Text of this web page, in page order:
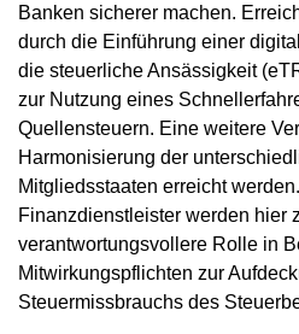
Banken sicherer machen.
durch die Einführung einer
die steuerliche Ansässigkeit
zur Nutzung eines
Quellensteuern. Eine weitere
Harmonisierung der
Mitgliedsstaaten erreicht
Finanzdienstleister werden hier
verantwortungsvollere Rolle in
Mitwirkungspflichten zur
Steuermissbrauchs des